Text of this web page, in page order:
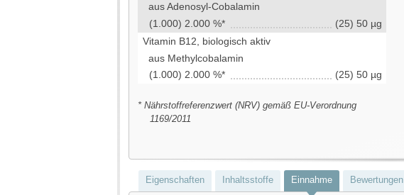
aus Adenosyl-Cobalamin
(1.000) 2.000 %*
(25) 50 µg
Vitamin B12, biologisch aktiv
aus Methylcobalamin
(1.000) 2.000 %*
(25) 50 µg
* Nährstoffreferenzwert (NRV) gemäß EU-Verordnung
1169/2011
Eigenschaften Inhaltsstoffe Einnahme Bewertungen